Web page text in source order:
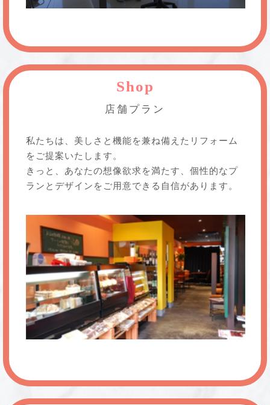
Shop
店舗プラン
私たちは、美しさと機能を兼ね備えたリフォーム
をご提案いたします。
きっと、あなたの想像欲求を満たす、個性的なプ
ランとデザインをご用意できる自信があります。